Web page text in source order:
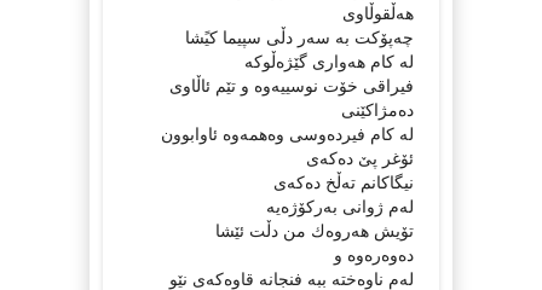
هه‌ڵقوڵاوی
چه‌پۆكت به‌ سه‌ر دڵی سپیما كیًشا
له‌ كام هه‌واری گێژه‌ڵوكه‌
فیراقی خۆت نوسییه‌وه‌ و تێم ئاڵاوی
ده‌مژاكێنی
له‌ كام فیرده‌وسی وه‌همه‌وه‌ ئاوابوون
ئۆغر پێ ده‌كه‌ی
نیگاكانم ته‌ڵخ ده‌كه‌ی
له‌م ژوانی به‌ركۆژه‌یه‌
تۆیش هه‌روه‌ك من دڵت ئێشا
ده‌وه‌ره‌وه‌ و
له‌م ناوه‌خته‌ ببه‌ فنجانه‌ قاوه‌كه‌ی نێو